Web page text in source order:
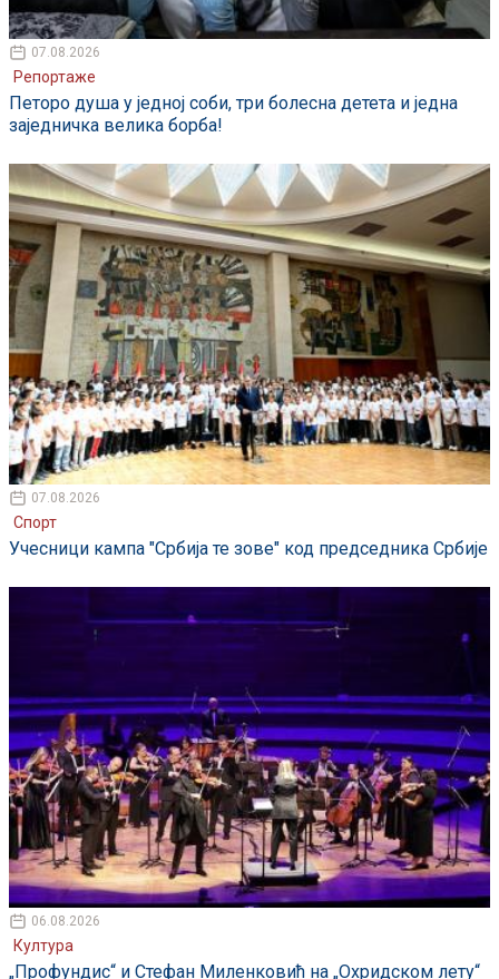
07.08.2026
Репортаже
Петоро душа у једној соби, три болесна детета и једна
заједничка велика борба!
07.08.2026
Спорт
Учесници кампа "Србија те зове" код председника Србије
06.08.2026
Култура
„Профундис“ и Стефан Миленковић на „Охридском лету“